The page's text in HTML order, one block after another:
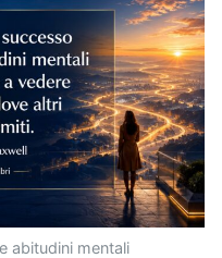
abitudini mentali